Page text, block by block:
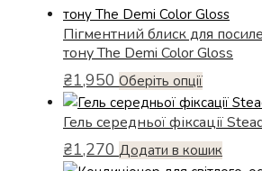
Пігментний блиск для
тону The Demi Color Gloss
₴1,950 Оберіть опціїЦей
товар
має
кілька
варіантів.
Гель середньої фіксації
₴1,270 Додати в кошик